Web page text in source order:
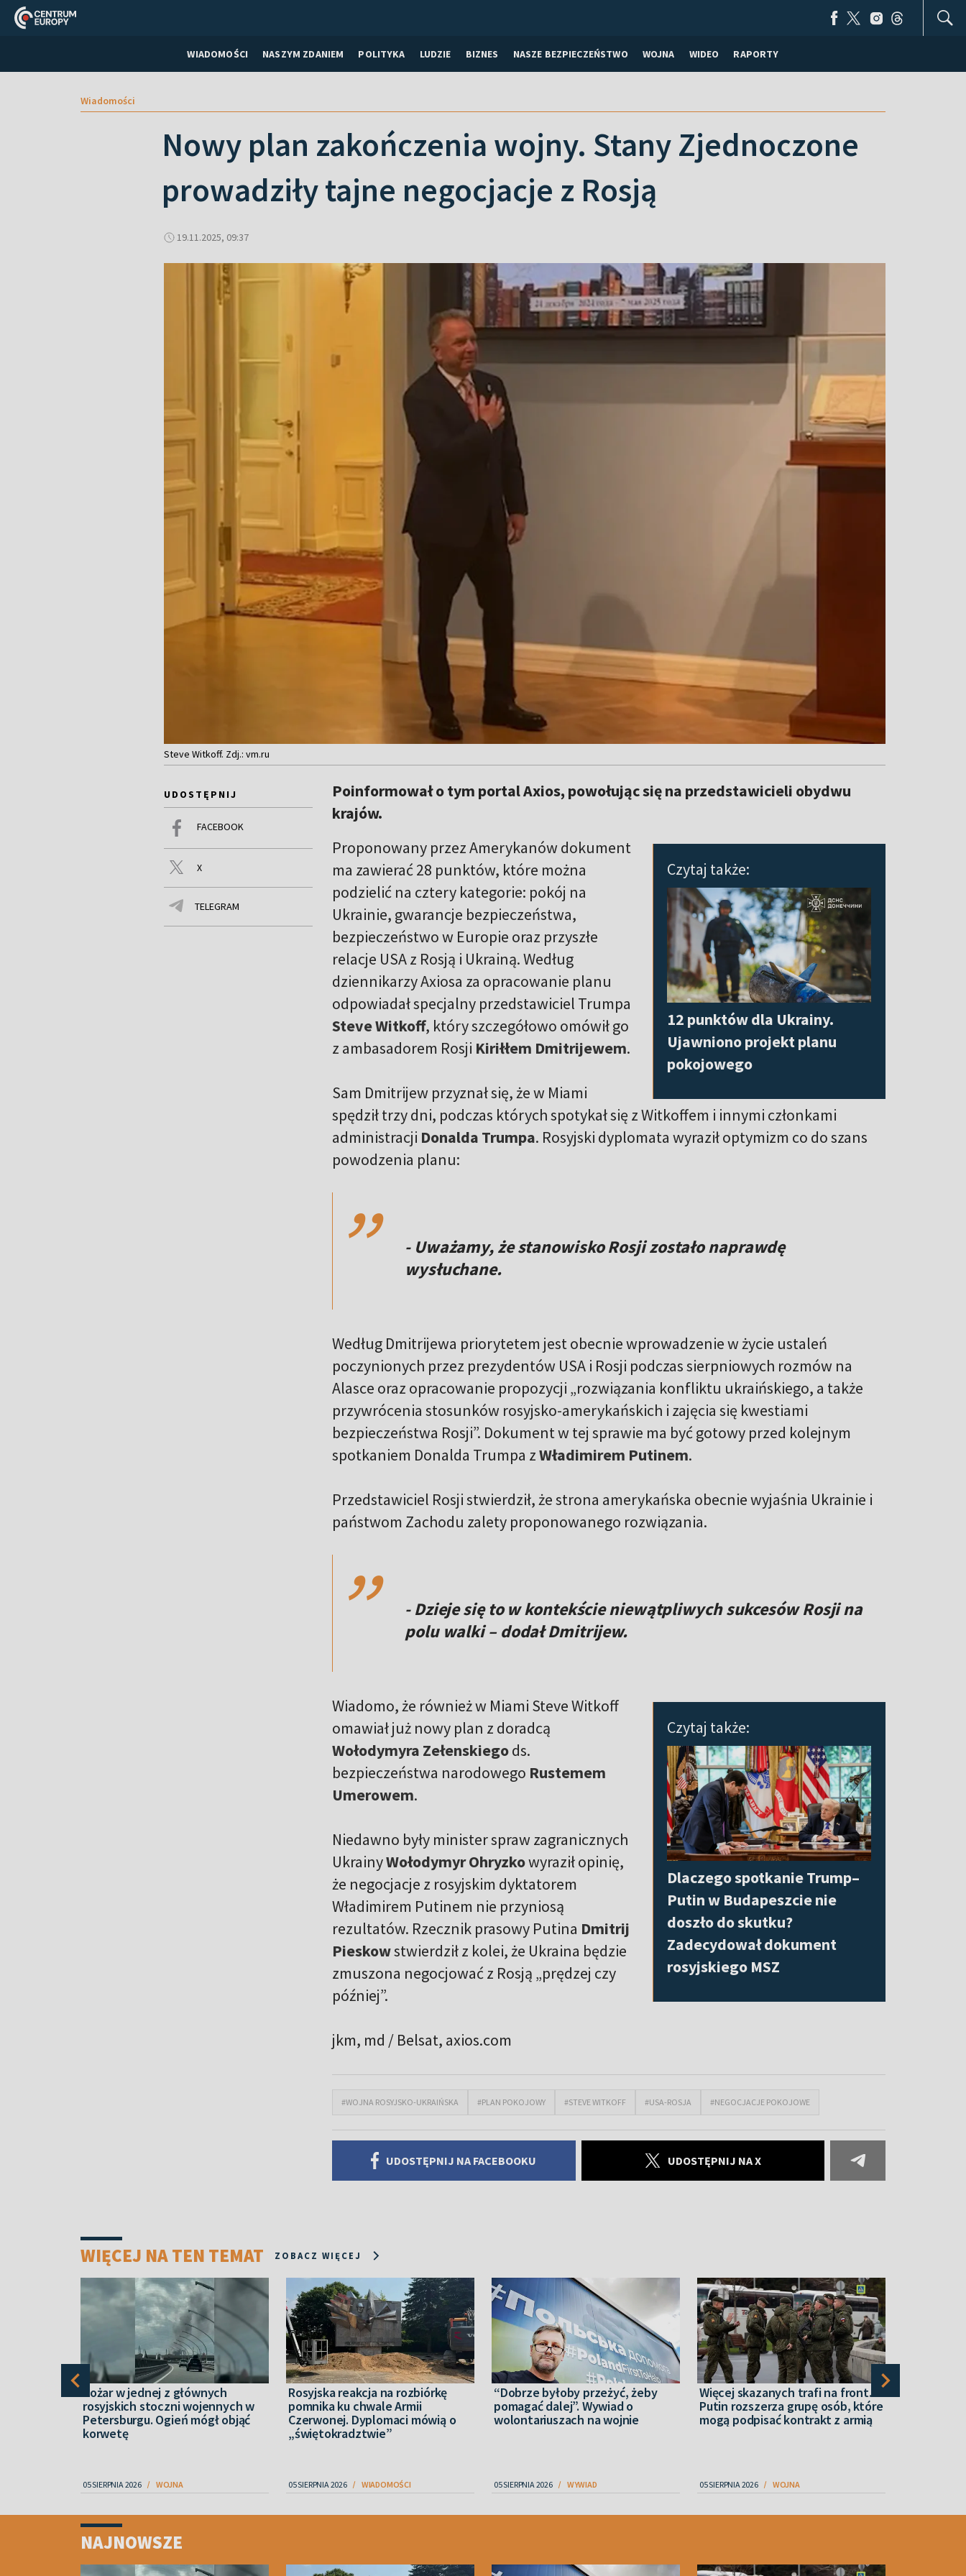
WIADOMOŚCI NASZYM ZDANIEM POLITYKA LUDZIE BIZNES NASZE BEZPIECZEŃSTWO WOJNA WIDEO RAPORTY
Wiadomości
Nowy plan zakończenia wojny. Stany Zjednoczone
prowadziły tajne negocjacje z Rosją
19.11.2025, 09:37
Steve Witkoff. Zdj.: vm.ru
UDOSTĘPNIJ
FACEBOOK
X
TELEGRAM
Poinformował o tym portal Axios, powołując się na przedstawicieli obydwu
krajów.
Czytaj także:
12 punktów dla Ukrainy.
Ujawniono projekt planu
pokojowego
Proponowany przez Amerykanów dokument
ma zawierać 28 punktów, które można
podzielić na cztery kategorie: pokój na
Ukrainie, gwarancje bezpieczeństwa,
bezpieczeństwo w Europie oraz przyszłe
relacje USA z Rosją i Ukrainą. Według
dziennikarzy Axiosa za opracowanie planu
odpowiadał specjalny przedstawiciel Trumpa
Steve Witkoff, który szczegółowo omówił go
z ambasadorem Rosji Kiriłłem Dmitrijewem.
Sam Dmitrijew przyznał się, że w Miami
spędził trzy dni, podczas których spotykał się z Witkoffem i innymi członkami
administracji Donalda Trumpa. Rosyjski dyplomata wyraził optymizm co do szans
powodzenia planu:
,,
- Uważamy, że stanowisko Rosji zostało naprawdę
wysłuchane.
Według Dmitrijewa priorytetem jest obecnie wprowadzenie w życie ustaleń
poczynionych przez prezydentów USA i Rosji podczas sierpniowych rozmów na
Alasce oraz opracowanie propozycji „rozwiązania konfliktu ukraińskiego, a także
przywrócenia stosunków rosyjsko-amerykańskich i zajęcia się kwestiami
bezpieczeństwa Rosji”. Dokument w tej sprawie ma być gotowy przed kolejnym
spotkaniem Donalda Trumpa zWładimirem Putinem.
Przedstawiciel Rosji stwierdził, że strona amerykańska obecnie wyjaśnia Ukrainie i
państwom Zachodu zalety proponowanego rozwiązania.
,,
- Dzieje się to w kontekście niewątpliwych sukcesów Rosji na
polu walki – dodał Dmitrijew.
Czytaj także:
Dlaczego spotkanie Trump–
Putin w Budapeszcie nie
doszło do skutku?
Zadecydował dokument
rosyjskiego MSZ
Wiadomo, że również w Miami Steve Witkoff
omawiał już nowy plan z doradcą
Wołodymyra Zełenskiegods.
bezpieczeństwa narodowego Rustemem
Umerowem.
Niedawno były minister spraw zagranicznych
UkrainyWołodymyr Ohryzkowyraził opinię,
że negocjacje z rosyjskim dyktatorem
Władimirem Putinem nie przyniosą
rezultatów. Rzecznik prasowy Putina Dmitrij
Pieskowstwierdził z kolei, że Ukraina będzie
zmuszona negocjować z Rosją „prędzej czy
później”.
jkm, md / Belsat, axios.com
#WOJNA ROSYJSKO-UKRAIŃSKA #PLAN POKOJOWY #STEVE WITKOFF #USA-ROSJA #NEGOCJACJE POKOJOWE
UDOSTĘPNIJ NA FACEBOOKU UDOSTĘPNIJ NA X
WIĘCEJ NA TEN TEMAT ZOBACZ WIĘCEJ
Pożar w jednej z głównych
rosyjskich stoczni wojennych w
Petersburgu. Ogień mógł objąć
korwetę
05 SIERPNIA 2026 WOJNA
Rosyjska reakcja na rozbiórkę
pomnika ku chwale Armii
Czerwonej. Dyplomaci mówią o
„świętokradztwie”
05 SIERPNIA 2026 WIADOMOŚCI
“Dobrze byłoby przeżyć, żeby
pomagać dalej”. Wywiad o
wolontariuszach na wojnie
05 SIERPNIA 2026 WYWIAD
Więcej skazanych trafi na front.
Putin rozszerza grupę osób, które
mogą podpisać kontrakt z armią
05 SIERPNIA 2026 WOJNA
NAJNOWSZE